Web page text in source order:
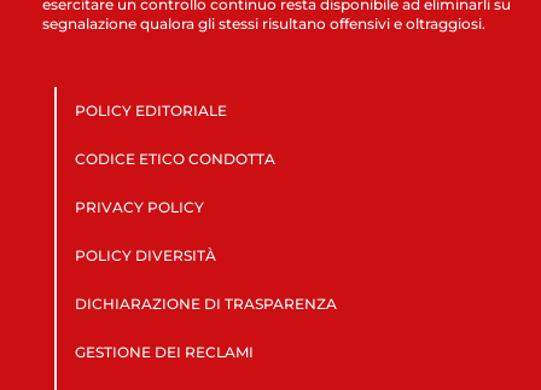
esercitare un controllo continuo resta disponibile ad eliminarli su
segnalazione qualora gli stessi risultano offensivi e oltraggiosi.
POLICY EDITORIALE
CODICE ETICO CONDOTTA
PRIVACY POLICY
POLICY DIVERSITÀ
DICHIARAZIONE DI TRASPARENZA
GESTIONE DEI RECLAMI